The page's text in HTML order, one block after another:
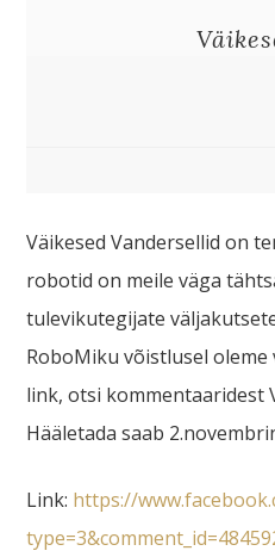
Väikesed Vandersellid on
robotid on meile väga
tulevikutegijate
RoboMiku võistlusel
link, otsi kommentaaridest
Hääletada saab
Link: https://